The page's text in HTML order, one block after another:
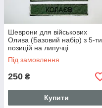
Шеврони для військових
Олива (Базовий набір) з 5-ти
позицій на липучці
Під замовлення
250 ₴
Купити